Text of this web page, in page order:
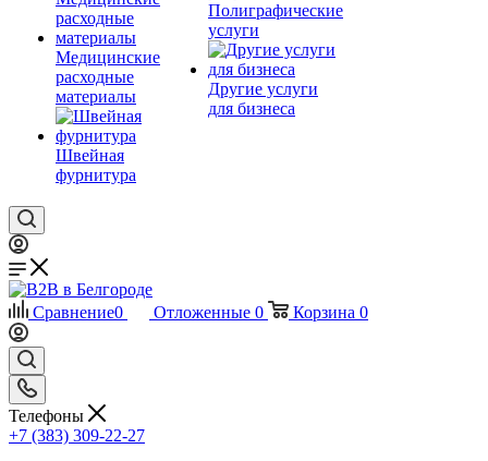
Медицинские
расходные
материалы
Швейная
фурнитура
Полиграфические
услуги
Другие услуги
для бизнеса
Сравнение0 Отложенные 0 Корзина 0
Телефоны
+7 (383) 309-22-27